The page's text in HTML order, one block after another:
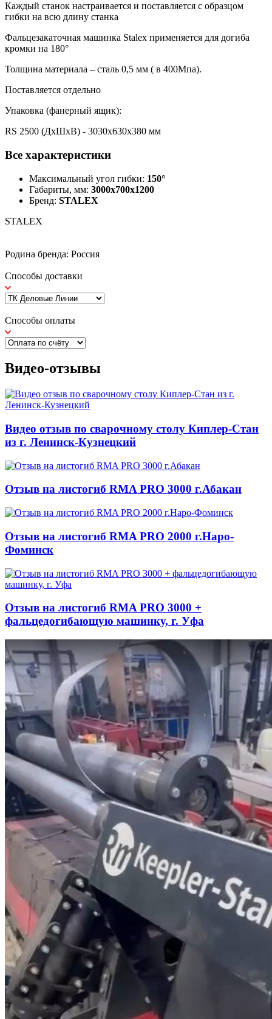
Каждый станок настраивается и поставляется с образцом
гибки на всю длину станка
Фальцезакаточная машинка Stalex применяется для догиба
кромки на 180°
Толщина материала – сталь 0,5 мм ( в 400Мпа).
Поставляется отдельно
Упаковка (фанерный ящик):
RS 2500 (ДхШхВ) - 3030х630х380 мм
Все характеристики
Максимальный угол гибки: 150°
Габариты, мм: 3000х700х1200
Бренд: STALEX
STALEX
Родина бренда: Россия
Способы доставки
Способы оплаты
Видео-отзывы
Видео отзыв по сварочному столу Киплер-Стан
из г. Ленинск-Кузнецкий
Отзыв на листогиб RMA PRO 3000 г.Абакан
Отзыв на листогиб RMA PRO 2000 г.Наро-
Фоминск
Отзыв на листогиб RMA PRO 3000 +
фальцедогибающую машинку, г. Уфа